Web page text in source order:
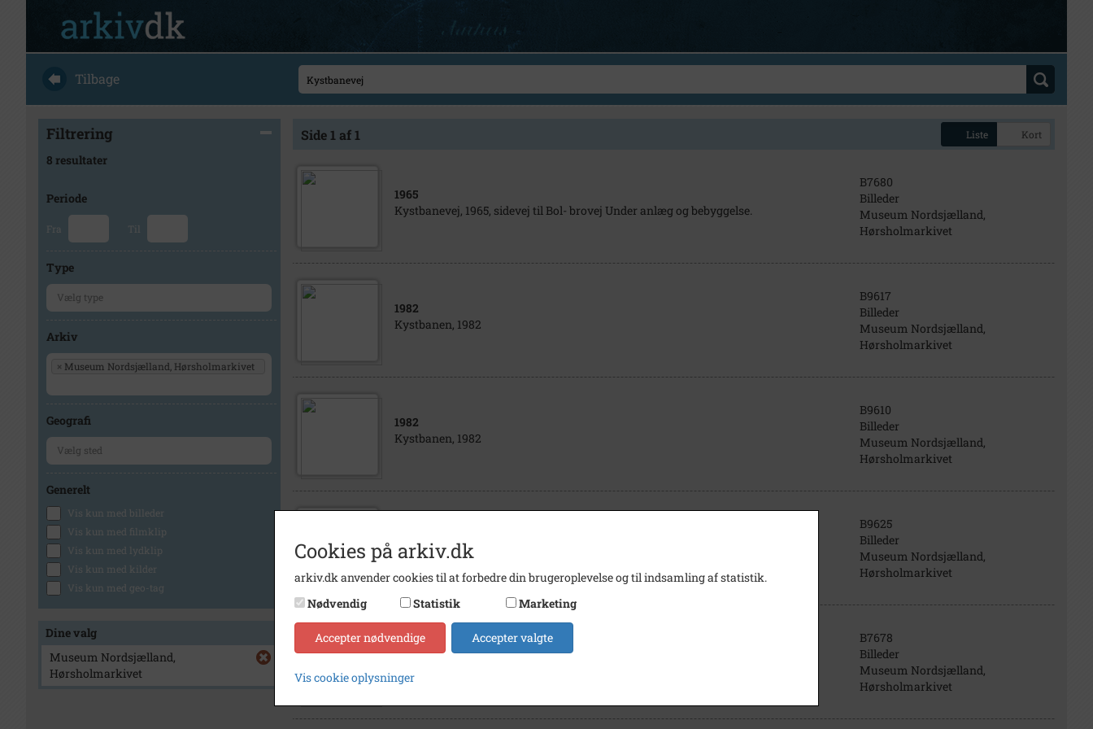
Tilbage
Filtrering
8 resultater
Periode
Fra Til
Type
Arkiv
× Museum Nordsjælland, Hørsholmarkivet
Geografi
Generelt
Vis kun med billeder
Vis kun med filmklip
Vis kun med lydklip
Vis kun med kilder
Vis kun med geo-tag
Dine valg
Museum Nordsjælland,
Hørsholmarkivet
Side 1 af 1 Liste Kort
1965
Kystbanevej, 1965, sidevej til Bol- brovej Under anlæg og bebyggelse.
B7680
Billeder
Museum Nordsjælland,
Hørsholmarkivet
1982
Kystbanen, 1982
B9617
Billeder
Museum Nordsjælland,
Hørsholmarkivet
1982
Kystbanen, 1982
B9610
Billeder
Museum Nordsjælland,
Hørsholmarkivet
Kystbanen, 1982
B9625
Billeder
Museum Nordsjælland,
Hørsholmarkivet
1971
Kystbanevej, 1971, er etableret som forbindelsesvej mellem Bolbrovej og
Kokkedal Station med broen til Lågegyde og Kokkedal- alleen.
B7678
Billeder
Museum Nordsjælland,
Hørsholmarkivet
Cookies på arkiv.dk
arkiv.dk anvender cookies til at forbedre din brugeroplevelse og til indsamling af statistik.
Nødvendig
Statistik Marketing
Accepter nødvendige Accepter valgte
Vis cookie oplysninger